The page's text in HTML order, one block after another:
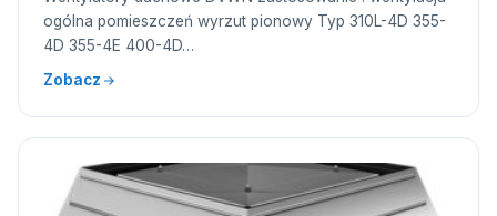
ogólna pomieszczeń wyrzut pionowy Typ 310L-4D 355-
4D 355-4E 400-4D…
Zobacz